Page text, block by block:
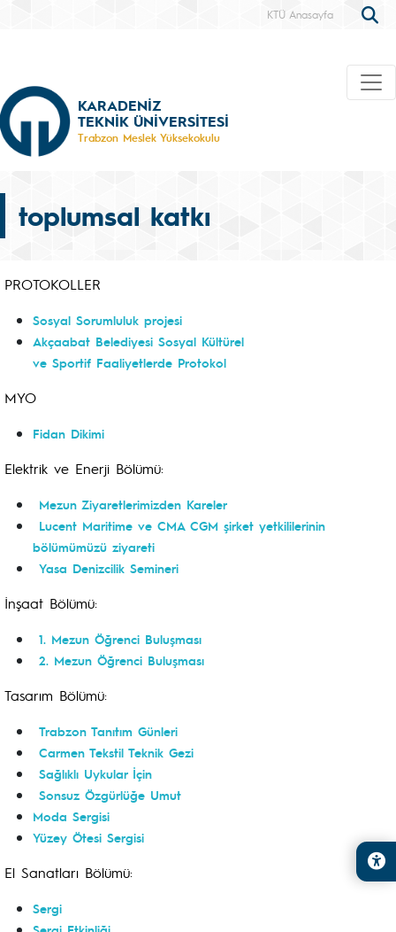
KTÜ Anasayfa
KARADENİZ
TEKNİK ÜNİVERSİTESİ
Trabzon Meslek Yüksekokulu
toplumsal katkı
PROTOKOLLER
Sosyal Sorumluluk projesi
Akçaabat Belediyesi Sosyal Kültürel
ve Sportif Faaliyetlerde Protokol
MYO
Fidan Dikimi
Elektrik ve Enerji Bölümü:
Mezun Ziyaretlerimizden Kareler
Lucent Maritime ve CMA CGM şirket yetkililerinin
bölümümüzü ziyareti
Yasa Denizcilik Semineri
İnşaat Bölümü:
1. Mezun Öğrenci Buluşması
2. Mezun Öğrenci Buluşması
Tasarım Bölümü:
Trabzon Tanıtım Günleri
Carmen Tekstil Teknik Gezi
Sağlıklı Uykular İçin
Sonsuz Özgürlüğe Umut
Moda Sergisi
Yüzey Ötesi Sergisi
El Sanatları Bölümü:
Sergi